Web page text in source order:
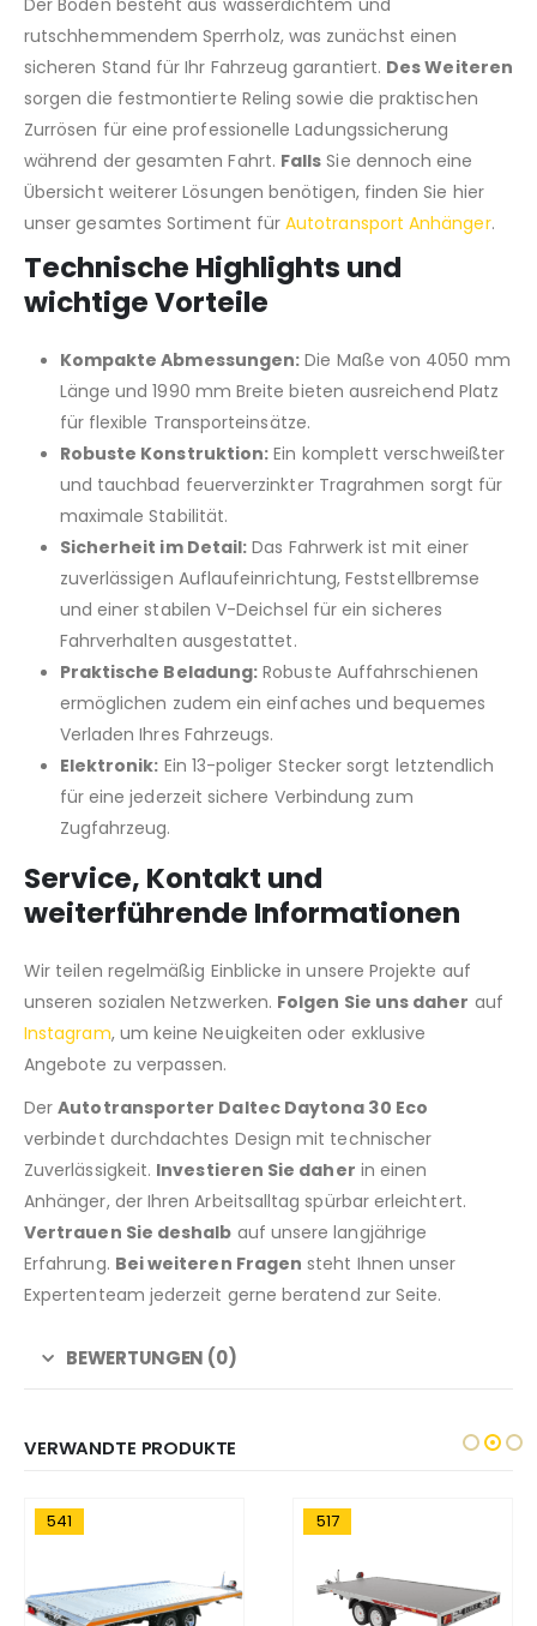
Der Boden besteht aus wasserdichtem und
rutschhemmendem Sperrholz, was zunächst einen
sicheren Stand für Ihr Fahrzeug garantiert. Des Weiteren
sorgen die festmontierte Reling sowie die praktischen
Zurrösen für eine professionelle Ladungssicherung
während der gesamten Fahrt. Falls Sie dennoch eine
Übersicht weiterer Lösungen benötigen, finden Sie hier
unser gesamtes Sortiment fürAutotransport Anhänger.
Technische Highlights und
wichtige Vorteile
Kompakte Abmessungen: Die Maße von 4050 mm
Länge und 1990 mm Breite bieten ausreichend Platz
für flexible Transporteinsätze.
Robuste Konstruktion: Ein komplett verschweißter
und tauchbad feuerverzinkter Tragrahmen sorgt für
maximale Stabilität.
Sicherheit im Detail: Das Fahrwerk ist mit einer
zuverlässigen Auflaufeinrichtung, Feststellbremse
und einer stabilen V-Deichsel für ein sicheres
Fahrverhalten ausgestattet.
Praktische Beladung: Robuste Auffahrschienen
ermöglichen zudem ein einfaches und bequemes
Verladen Ihres Fahrzeugs.
Elektronik: Ein 13-poliger Stecker sorgt letztendlich
für eine jederzeit sichere Verbindung zum
Zugfahrzeug.
Service, Kontakt und
weiterführende Informationen
Wir teilen regelmäßig Einblicke in unsere Projekte auf
unseren sozialen Netzwerken. Folgen Sie uns daher auf
Instagram, um keine Neuigkeiten oder exklusive
Angebote zu verpassen.
DerAutotransporter Daltec Daytona 30 Eco
verbindet durchdachtes Design mit technischer
Zuverlässigkeit. Investieren Sie daher in einen
Anhänger, der Ihren Arbeitsalltag spürbar erleichtert.
Vertrauen Sie deshalb auf unsere langjährige
Erfahrung. Bei weiteren Fragen steht Ihnen unser
Expertenteam jederzeit gerne beratend zur Seite.
BEWERTUNGEN (0)
VERWANDTE PRODUKTE
541 517